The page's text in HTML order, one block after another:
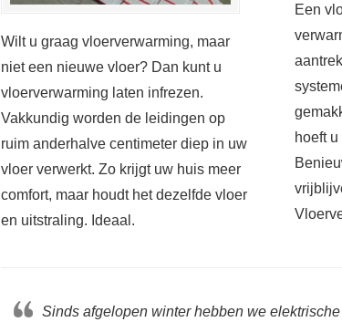
Wilt u graag vloerverwarming, maar
niet een nieuwe vloer? Dan kunt u
vloerverwarming laten infrezen.
Vakkundig worden de leidingen op
ruim anderhalve centimeter diep in uw
vloer verwerkt. Zo krijgt uw huis meer
comfort, maar houdt het dezelfde vloer
en uitstraling. Ideaal.
Een
hoeft
Sinds afgelopen winter hebben we